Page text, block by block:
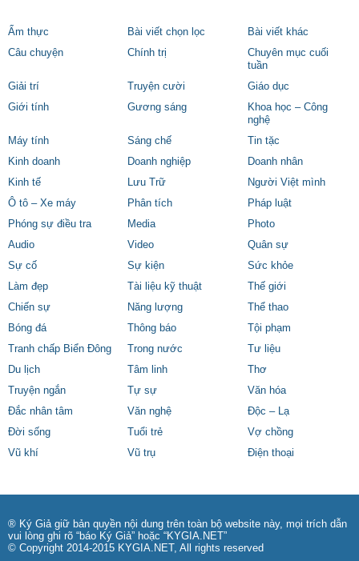
Ẩm thực Bài viết chọn lọc
Bài viết khác
Câu chuyện
Chính trị
Chuyên mục cuối
tuần
Giải trí
Truyện cười
Giáo dục
Giới tính
Gương sáng
Khoa học – Công
nghệ
Máy tính
Sáng chế
Tin tặc
Kinh doanh
Doanh nghiệp
Doanh nhân
Kinh tế
Lưu Trữ
Người Việt mình
Ô tô – Xe máy
Phân tích
Pháp luật
Phóng sự điều tra
Media
Photo
Audio
Video
Quân sự
Sự cố
Sự kiện
Sức khỏe
Làm đẹp
Tài liệu kỹ thuật
Thế giới
Chiến sự
Năng lượng
Thể thao
Bóng đá
Thông báo
Tội phạm
Tranh chấp Biển Đông
Trong nước
Tư liệu
Du lịch
Tâm linh
Thơ
Truyện ngắn
Tự sự
Văn hóa
Đắc nhân tâm
Văn nghệ
Độc – Lạ
Đời sống
Tuổi trẻ
Vợ chồng
Vũ khí
Vũ trụ Điện thoại
® Ký Giả giữ bản quyền nội dung trên toàn bộ website này, mọi trích dẫn
vui lòng ghi rõ “báo Ký Giả” hoặc “KYGIA.NET”
© Copyright 2014-2015 KYGIA.NET, All rights reserved